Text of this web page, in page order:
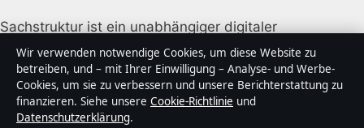
Sachstruktur ist ein unabhängiger digitaler
Nachrichtenanbieter mit Fokus auf Politik, Wirtschaft,
Technik und Gesellschaft in Deutschland. Jeder Artikel
trägt eine Byline, wird von einem Redakteur geprüft
und vor der Veröffentlichung faktengecheckt.
Wir verwenden notwendige Cookies, um diese Website zu
betreiben, und – mit Ihrer Einwilligung – Analyse- und Werbe-
Cookies, um sie zu verbessern und unsere Berichterstattung zu
finanzieren. Siehe unsere Cookie-Richtlinie und
Datenschutzerklärung.